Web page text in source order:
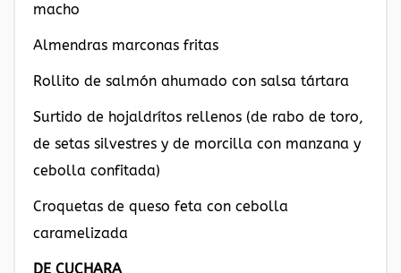
macho
Almendras marconas fritas
Rollito de salmón ahumado con salsa tártara
Surtido de hojaldrítos rellenos (de rabo de toro,
de setas silvestres y de morcilla con manzana y
cebolla confitada)
Croquetas de queso feta con cebolla
caramelizada
DE CUCHARA